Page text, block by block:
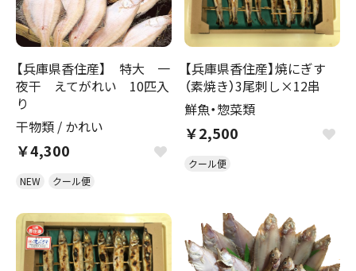
【兵庫県香住産】 特大 一
夜干 えてがれい 10匹入
り
干物類 / かれい
￥4,300
NEW クール便
【兵庫県香住産】焼にぎす
（素焼き）3尾刺し×12串
鮮魚・惣菜類
￥2,500
クール便